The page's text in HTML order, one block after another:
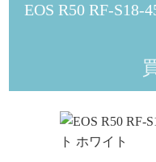
EOS R50 RF-